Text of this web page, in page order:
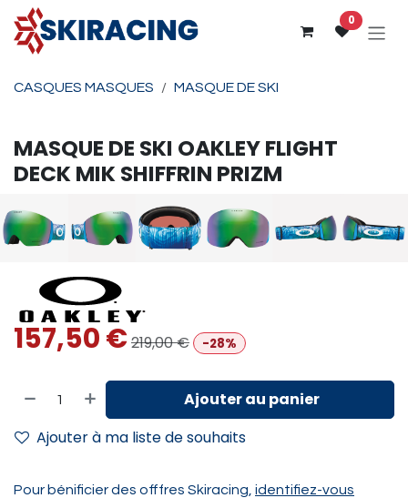
Se rendre au contenu
0
CASQUES MASQUES MASQUE DE SKI
MASQUE DE SKI OAKLEYFLIGHT
DECK MIK SHIFFRIN PRIZM
157,50€219,00€ -28%
Ajouter au panier
Ajouter à ma liste de souhaits
Pour bénificier des offfres Skiracing, identifiez-vous